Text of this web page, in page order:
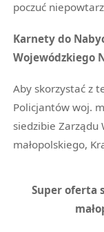
poczuć
Karnety do
Wojewódzkiego
Aby skorzystać z
Policjantów woj.
siedzibie Zarządu
małopolskiego,
Super oferta